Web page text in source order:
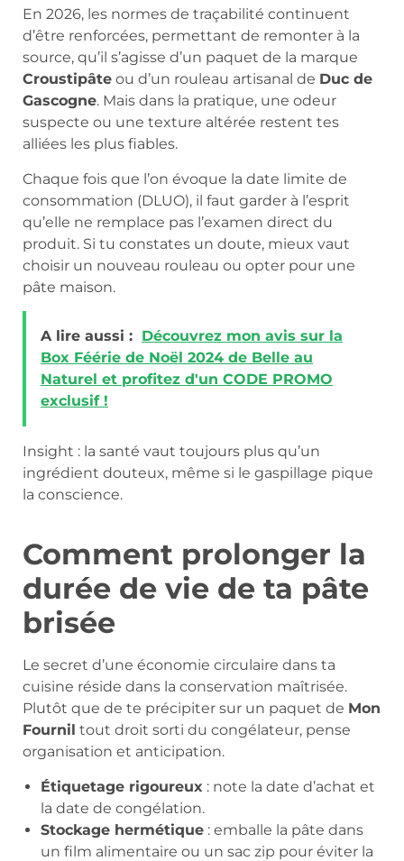
En 2026, les normes de traçabilité continuent
d’être renforcées, permettant de remonter à la
source, qu’il s’agisse d’un paquet de la marque
Croustipâte ou d’un rouleau artisanal de Duc de
Gascogne. Mais dans la pratique, une odeur
suspecte ou une texture altérée restent tes
alliées les plus fiables.
Chaque fois que l’on évoque la date limite de
consommation (DLUO), il faut garder à l’esprit
qu’elle ne remplace pas l’examen direct du
produit. Si tu constates un doute, mieux vaut
choisir un nouveau rouleau ou opter pour une
pâte maison.
A lire aussi : Découvrez mon avis sur la
Box Féérie de Noël 2024 de Belle au
Naturel et profitez d'un CODE PROMO
exclusif !
Insight : la santé vaut toujours plus qu’un
ingrédient douteux, même si le gaspillage pique
la conscience.
Comment prolonger la
durée de vie de ta pâte
brisée
Le secret d’une économie circulaire dans ta
cuisine réside dans la conservation maîtrisée.
Plutôt que de te précipiter sur un paquet de Mon
Fournil tout droit sorti du congélateur, pense
organisation et anticipation.
Étiquetage rigoureux : note la date d’achat et
la date de congélation.
Stockage hermétique : emballe la pâte dans
un film alimentaire ou un sac zip pour éviter la